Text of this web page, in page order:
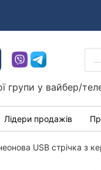
платформа в
групи у вайбер/
Лідери продажів
USB стрічка з